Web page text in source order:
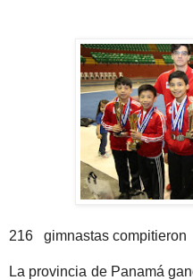
216 gimnastas compitieron
La provincia de Panamá